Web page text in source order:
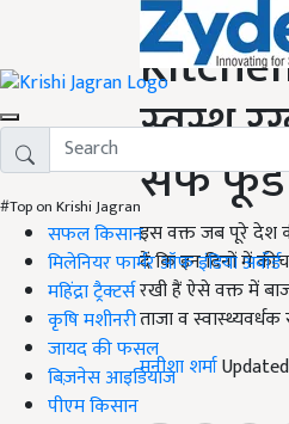
#Top on Krishi Jagran
सफल किसान
मिलेनियर फार्मर ऑफ इंडिया अवॉर्ड
महिंद्रा ट्रैक्टर्स
कृषि मशीनरी
जायद की फसल
बिज़नेस आइडियाज
पीएम किसान
स्वस्थ
सेफ फूड
इस वक्त जब पूरे देश
दें कि इन दिनों में
रखी हैं ऐसे वक्त में
ताजा व
मनीशा शर्मा